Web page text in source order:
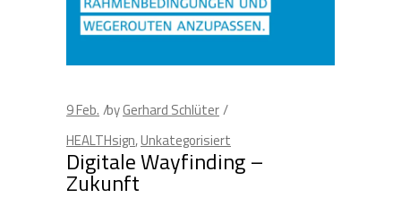
9Feb. byGerhard Schlüter
HEALTHsign,Unkategorisiert
Digitale Wayfinding –
Zukunft